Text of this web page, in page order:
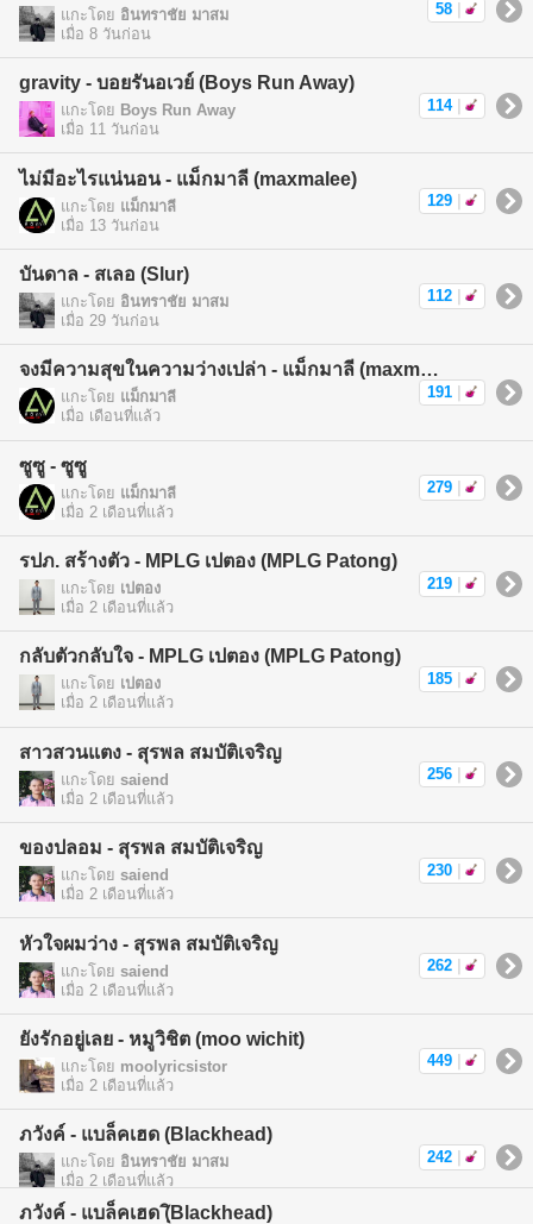
แกะโดย อินทราชัย มาสม
เมื่อ 8 วันก่อน
58
gravity - บอยรันอเวย์ (Boys Run Away)
แกะโดย Boys Run Away
เมื่อ 11 วันก่อน
114
ไม่มีอะไรแน่นอน - แม็กมาลี (maxmalee)
แกะโดย แม็กมาลี
เมื่อ 13 วันก่อน
129
บันดาล - สเลอ (Slur)
แกะโดย อินทราชัย มาสม
เมื่อ 29 วันก่อน
112
จงมีความสุขในความว่างเปล่า - แม็กมาลี (maxmalee)
แกะโดย แม็กมาลี
เมื่อ เดือนที่แล้ว
191
ซูซู - ซูซู
แกะโดย แม็กมาลี
เมื่อ 2 เดือนที่แล้ว
279
รปภ. สร้างตัว - MPLG เปตอง (MPLG Patong)
แกะโดย เปตอง
เมื่อ 2 เดือนที่แล้ว
219
กลับตัวกลับใจ - MPLG เปตอง (MPLG Patong)
แกะโดย เปตอง
เมื่อ 2 เดือนที่แล้ว
185
สาวสวนแตง - สุรพล สมบัติเจริญ
แกะโดย saiend
เมื่อ 2 เดือนที่แล้ว
256
ของปลอม - สุรพล สมบัติเจริญ
แกะโดย saiend
เมื่อ 2 เดือนที่แล้ว
230
หัวใจผมว่าง - สุรพล สมบัติเจริญ
แกะโดย saiend
เมื่อ 2 เดือนที่แล้ว
262
ยังรักอยู่เลย - หมูวิชิต (moo wichit)
แกะโดย moolyricsistor
เมื่อ 2 เดือนที่แล้ว
449
ภวังค์ - แบล็คเฮด (Blackhead)
แกะโดย อินทราชัย มาสม
เมื่อ 2 เดือนที่แล้ว
242
ภวังค์ - แบล็คเฮด (ฺิBlackhead)